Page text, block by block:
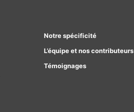
Notre spécificité
L’équipe et nos contributeurs
Témoignages